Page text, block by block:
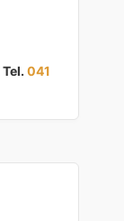
Tel. 041